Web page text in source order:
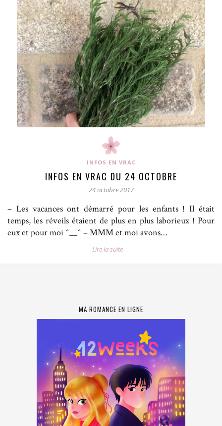
INFOS EN VRAC
INFOS EN VRAC DU 24 OCTOBRE
24 octobre 2017
– Les vacances ont démarré pour les enfants ! Il était
temps, les réveils étaient de plus en plus laborieux ! Pour
eux et pour moi ^__^ – MMM et moi avons…
Lire la suite
MA ROMANCE EN LIGNE